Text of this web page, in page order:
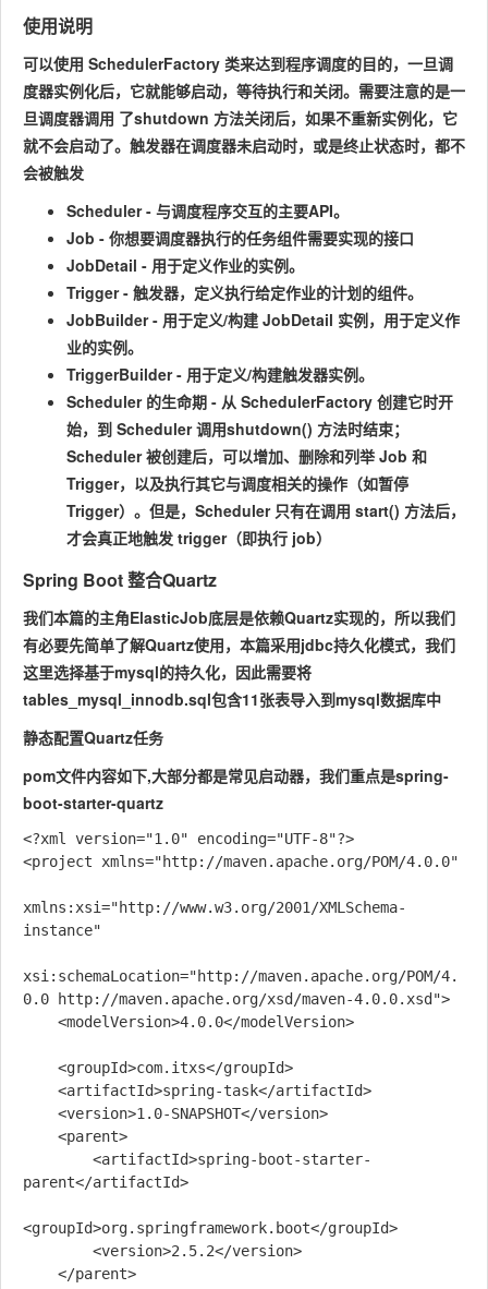
使用说明
可以使用 SchedulerFactory 类来达到程序调度的目的，一旦调
度器实例化后，它就能够启动，等待执行和关闭。需要注意的是一
旦调度器调用 了shutdown 方法关闭后，如果不重新实例化，它
就不会启动了。触发器在调度器未启动时，或是终止状态时，都不
会被触发
Scheduler - 与调度程序交互的主要API。
Job - 你想要调度器执行的任务组件需要实现的接口
JobDetail - 用于定义作业的实例。
Trigger - 触发器，定义执行给定作业的计划的组件。
JobBuilder - 用于定义/构建 JobDetail 实例，用于定义作
业的实例。
TriggerBuilder - 用于定义/构建触发器实例。
Scheduler 的生命期 - 从 SchedulerFactory 创建它时开
始，到 Scheduler 调用shutdown() 方法时结束；
Scheduler 被创建后，可以增加、删除和列举 Job 和
Trigger，以及执行其它与调度相关的操作（如暂停
Trigger）。但是，Scheduler 只有在调用 start() 方法后，
才会真正地触发 trigger（即执行 job）
Spring Boot 整合Quartz
我们本篇的主角ElasticJob底层是依赖Quartz实现的，所以我们
有必要先简单了解Quartz使用，本篇采用jdbc持久化模式，我们
这里选择基于mysql的持久化，因此需要将
tables_mysql_innodb.sql包含11张表导入到mysql数据库中
静态配置Quartz任务
pom文件内容如下,大部分都是常见启动器，我们重点是spring-
boot-starter-quartz
<?xml version="1.0" encoding="UTF-8"?>
<project xmlns="http://maven.apache.org/POM/4.0.0"
xmlns:xsi="http://www.w3.org/2001/XMLSchema-
instance"
xsi:schemaLocation="http://maven.apache.org/POM/4.
0.0 http://maven.apache.org/xsd/maven-4.0.0.xsd">
parent</artifactId>
<groupId>org.springframework.boot</groupId>